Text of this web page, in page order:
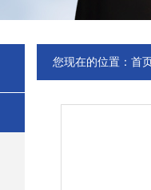
您现在的位置： 首